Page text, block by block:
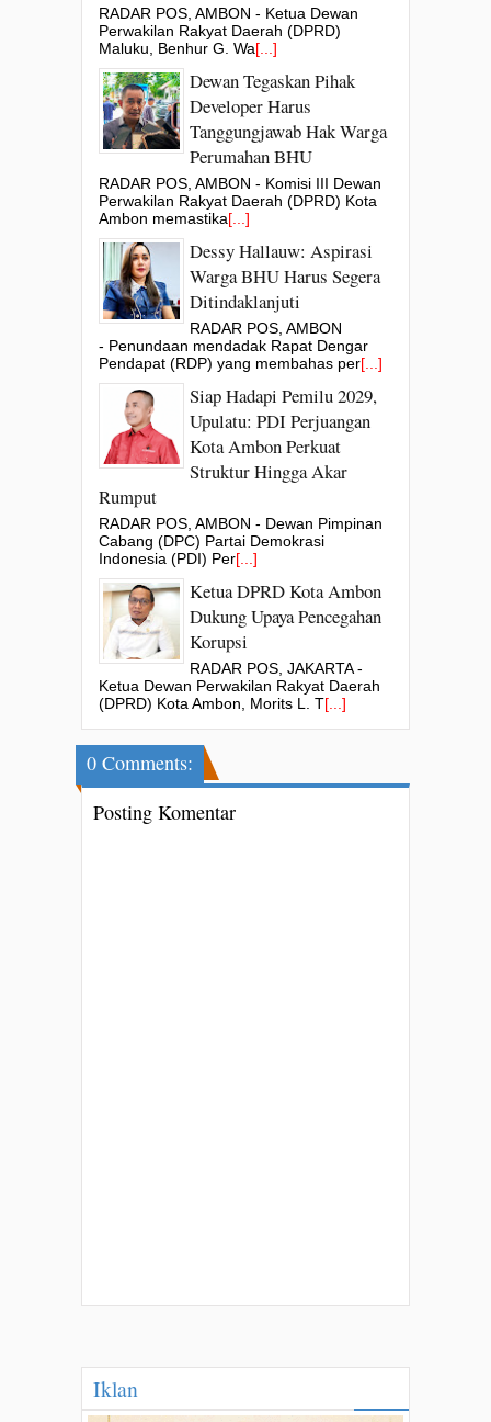
RADAR POS, AMBON - Ketua Dewan
Perwakilan Rakyat Daerah (DPRD)
Maluku, Benhur G. Wa[...]
Dewan Tegaskan Pihak
Developer Harus
Tanggungjawab Hak Warga
Perumahan BHU
RADAR POS, AMBON - Komisi III Dewan
Perwakilan Rakyat Daerah (DPRD) Kota
Ambon memastika[...]
Dessy Hallauw: Aspirasi
Warga BHU Harus Segera
Ditindaklanjuti
RADAR POS, AMBON
- Penundaan mendadak Rapat Dengar
Pendapat (RDP) yang membahas per[...]
Siap Hadapi Pemilu 2029,
Upulatu: PDI Perjuangan
Kota Ambon Perkuat
Struktur Hingga Akar
Rumput
RADAR POS, AMBON - Dewan Pimpinan
Cabang (DPC) Partai Demokrasi
Indonesia (PDI) Per[...]
Ketua DPRD Kota Ambon
Dukung Upaya Pencegahan
Korupsi
RADAR POS, JAKARTA -
Ketua Dewan Perwakilan Rakyat Daerah
(DPRD) Kota Ambon, Morits L. T[...]
0 Comments:
Posting Komentar
Iklan